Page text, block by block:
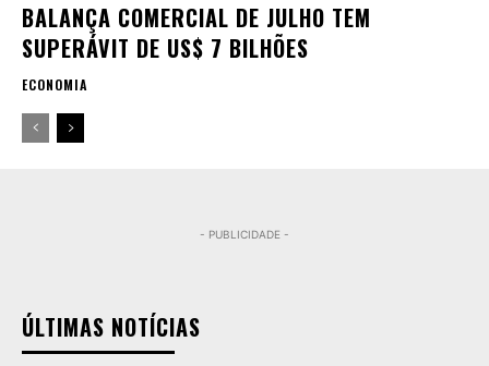
BALANÇA COMERCIAL DE JULHO TEM
SUPERÁVIT DE US$ 7 BILHÕES
ECONOMIA
- PUBLICIDADE -
ÚLTIMAS NOTÍCIAS